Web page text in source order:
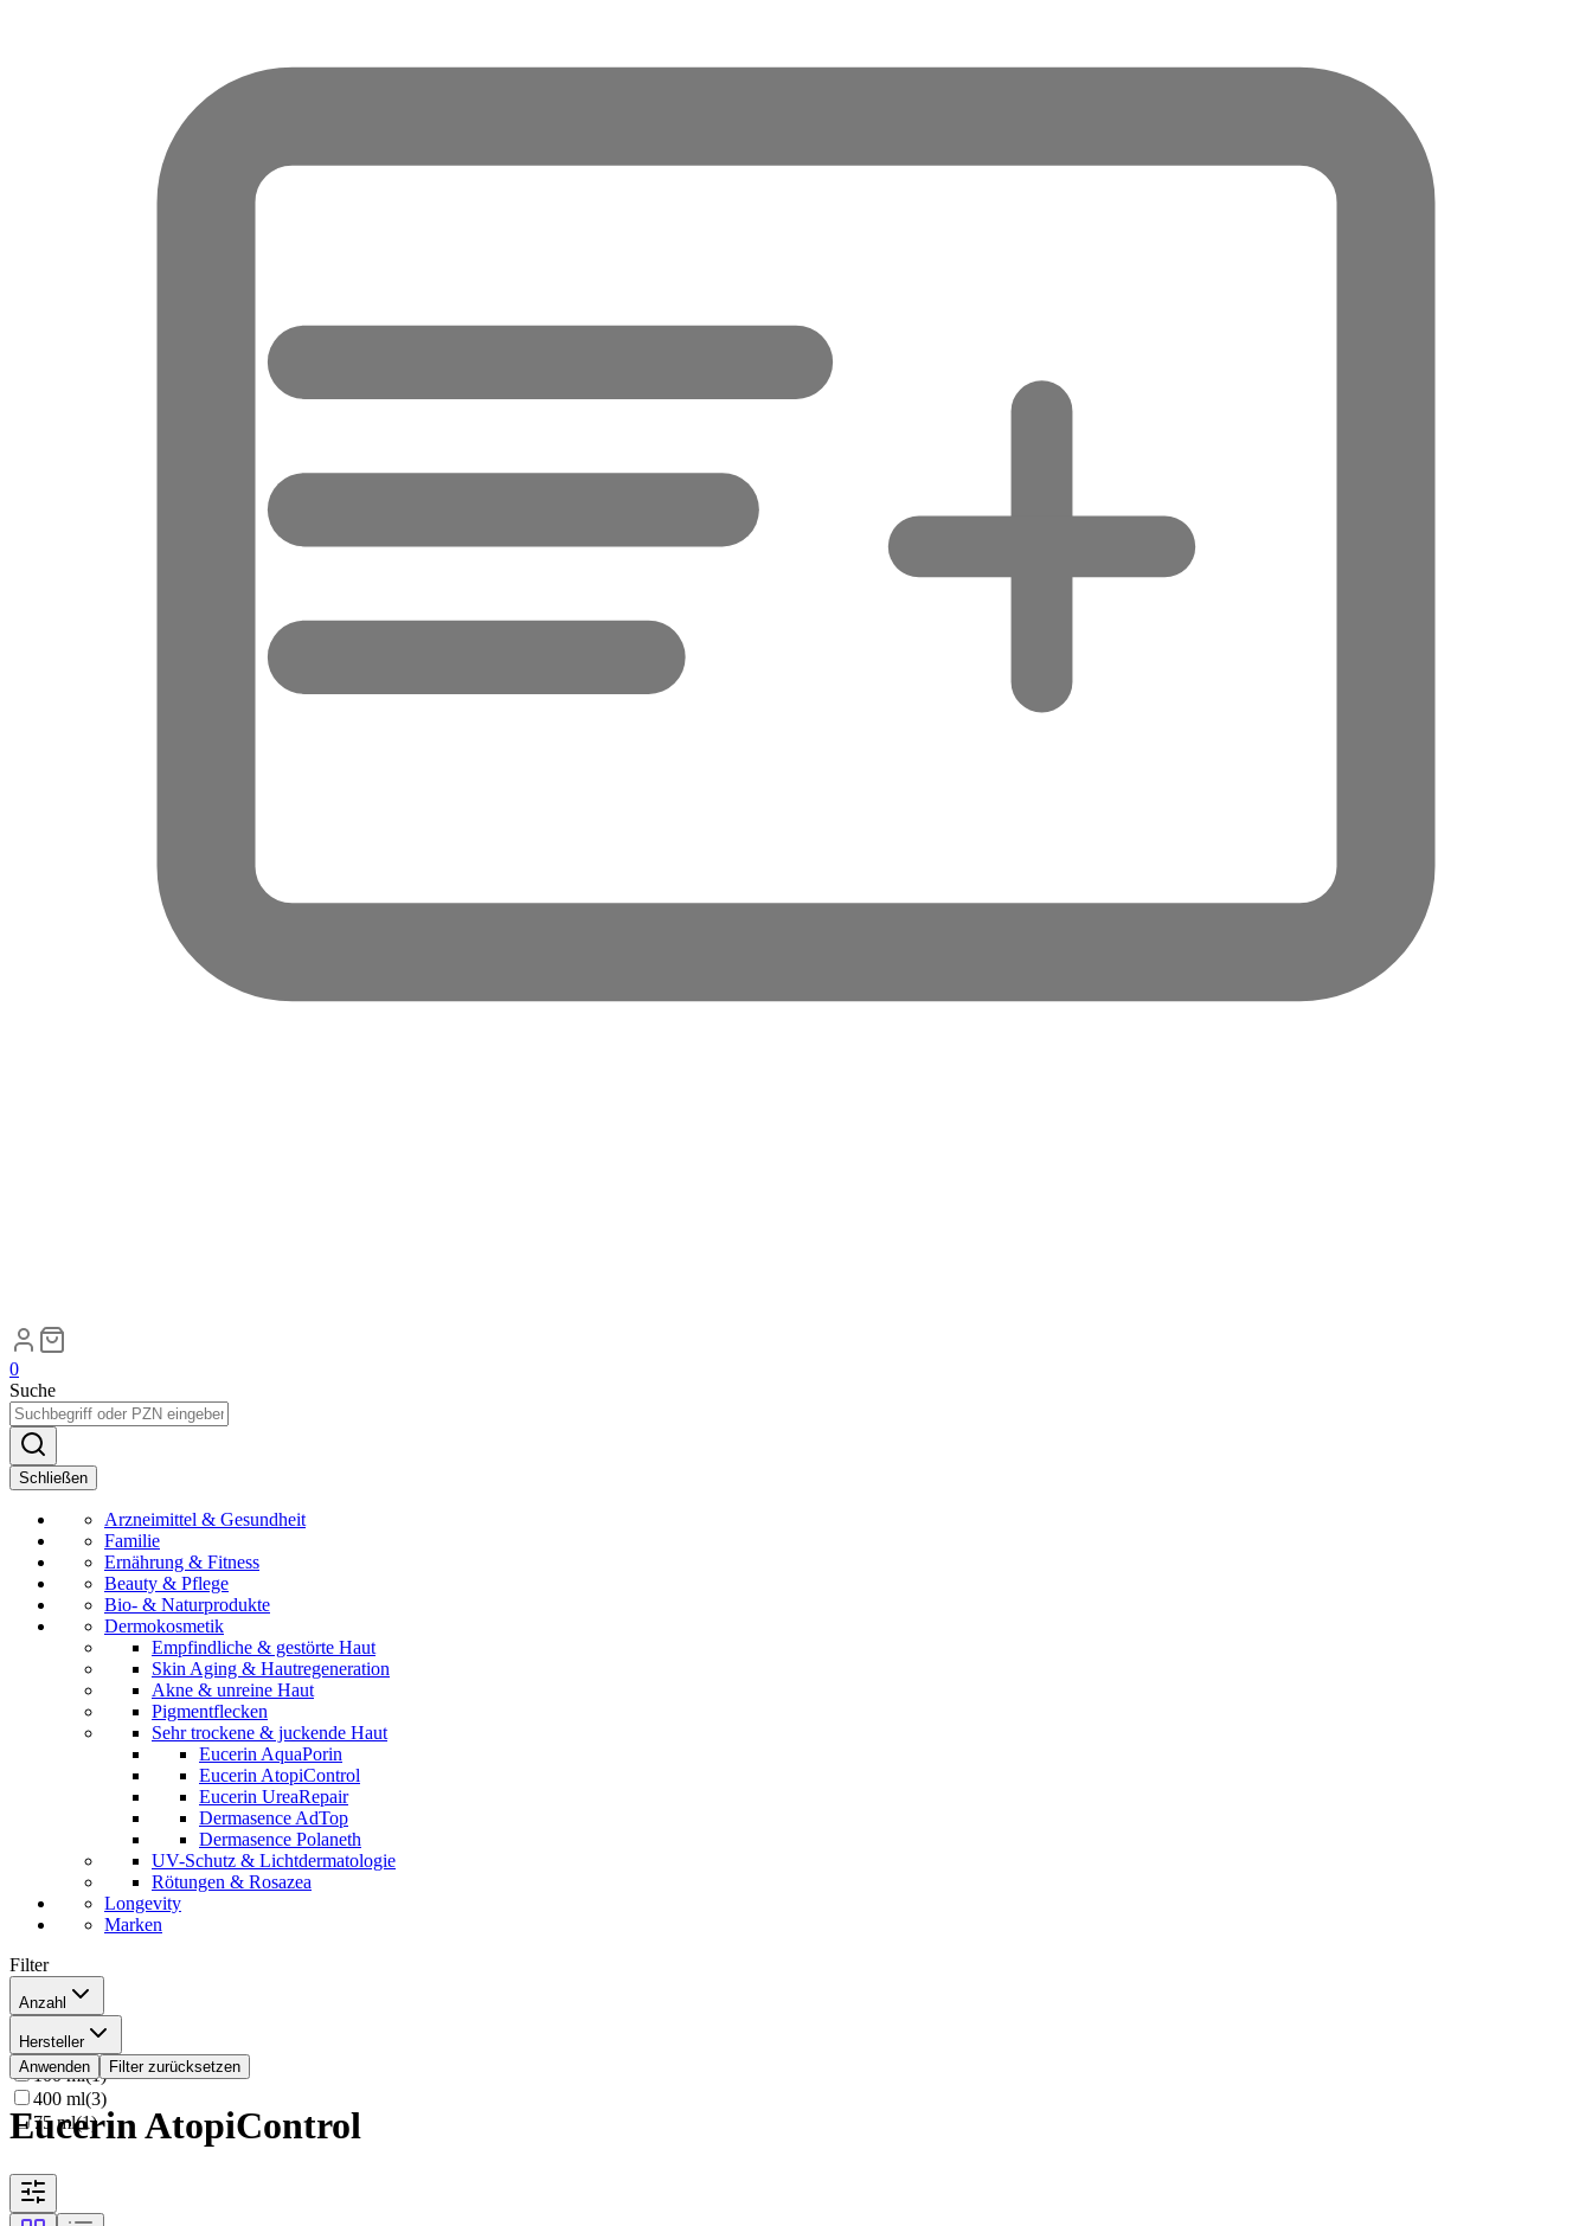
0
Suche
Schließen
Arzneimittel & Gesundheit
Familie
Ernährung & Fitness
Beauty & Pflege
Bio- & Naturprodukte
Dermokosmetik
Empfindliche & gestörte Haut
Skin Aging & Hautregeneration
Akne & unreine Haut
Pigmentflecken
Sehr trockene & juckende Haut
Eucerin AquaPorin
Eucerin AtopiControl
Eucerin UreaRepair
Dermasence AdTop
Dermasence Polaneth
UV-Schutz & Lichtdermatologie
Rötungen & Rosazea
Longevity
Marken
Filter
Anzahl
1)
50 ml(2)
100 ml(1)
400 ml(3)
75 ml(1)
Hersteller
Beiersdorf AG Eucerin(8)
Anwenden Filter zurücksetzen
Eucerin AtopiControl